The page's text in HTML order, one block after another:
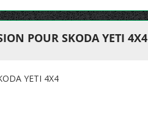
POUR SKODA YETI 4X4
YETI 4X4